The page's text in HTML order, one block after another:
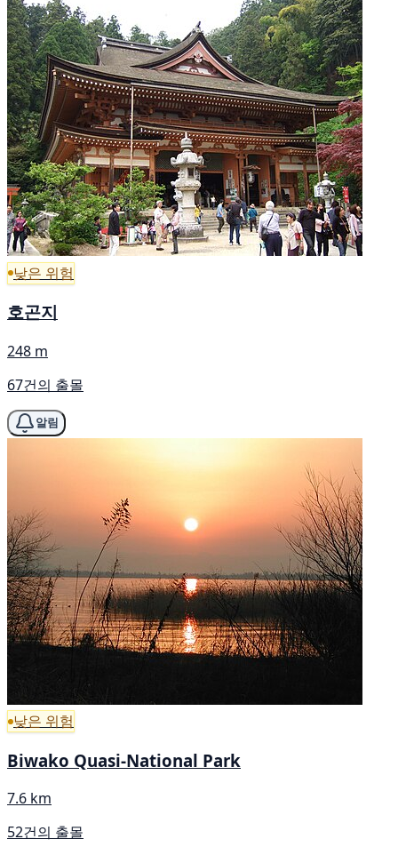
낮은 위험
호곤지
248 m
67건의 출몰
알림
낮은 위험
Biwako Quasi-National Park
7.6 km
52건의 출몰